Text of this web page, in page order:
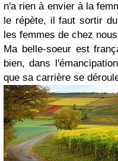
n'a rien à envier à la
le répète, il faut sortir
les femmes de chez
Ma belle-soeur est
bien, dans
que sa carrière se